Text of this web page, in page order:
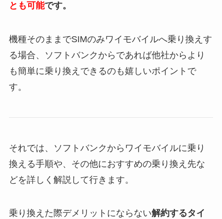
とも可能です。
機種そのままでSIMのみワイモバイルへ乗り換えす
る場合、ソフトバンクからであれば他社からより
も簡単に乗り換えできるのも嬉しいポイントで
す。
それでは、ソフトバンクからワイモバイルに乗り
換える手順や、その他におすすめの乗り換え先な
どを詳しく解説して行きます。
乗り換えた際デメリットにならない解約するタイ